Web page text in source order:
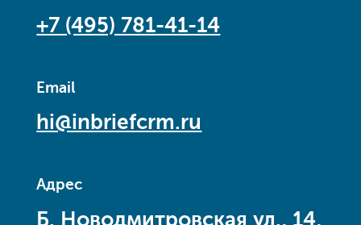
+7 (495) 781-41-14
Email
hi@inbriefcrm.ru
Адрес
Б. Новодмитровская ул., 14,